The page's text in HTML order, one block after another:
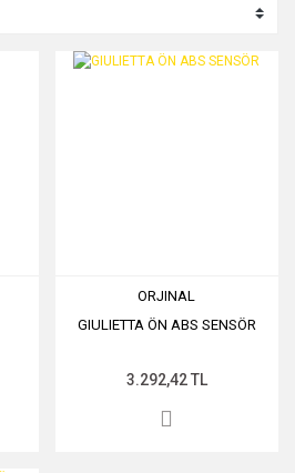
ORJINAL
GIULIETTA ÖN ABS SENSÖR
3.292,42 TL